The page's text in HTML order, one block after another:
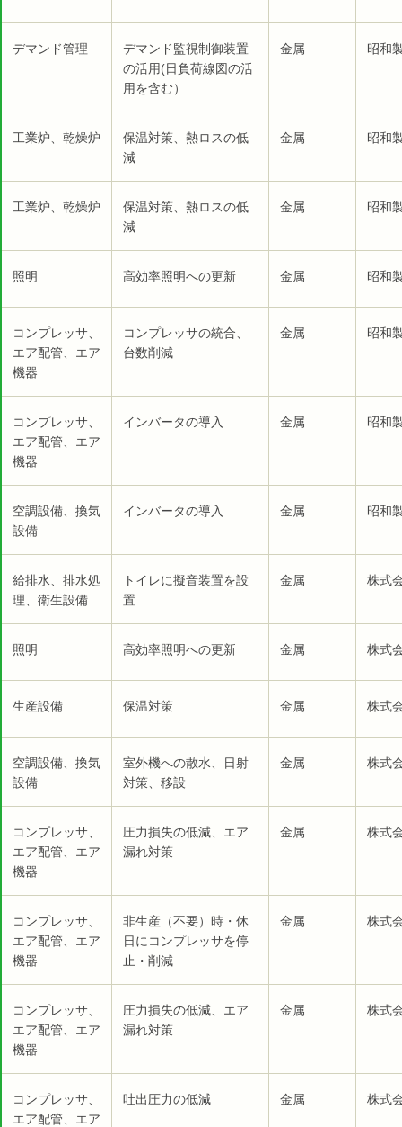
デマンド管理
デマンド監視制御装置
の活用(日負荷線図の活
用を含む）
金属 昭和
工業炉、乾燥炉
保温対策、熱ロスの低
減
金属 昭和
工業炉、乾燥炉
保温対策、熱ロスの低
減
金属 昭和
照明 高効率照明への更新 金属 昭和
コンプレッサ、
エア配管、エア
機器
コンプレッサの統合、
台数削減
金属 昭和
コンプレッサ、
エア配管、エア
機器
インバータの導入 金属 昭和
空調設備、換気
設備
インバータの導入 金属 昭和
給排水、排水処
理、衛生設備
トイレに擬音装置を設
置
金属 株式
照明 高効率照明への更新 金属 株式
生産設備 保温対策 金属 株式
空調設備、換気
設備
室外機への散水、日射
対策、移設
金属 株式
コンプレッサ、
エア配管、エア
機器
圧力損失の低減、エア
漏れ対策
金属 株式
コンプレッサ、
エア配管、エア
機器
非生産（不要）時・休
日にコンプレッサを停
止・削減
金属 株式
コンプレッサ、
エア配管、エア
機器
圧力損失の低減、エア
漏れ対策
金属 株式
コンプレッサ、
エア配管、エア
吐出圧力の低減 金属 株式